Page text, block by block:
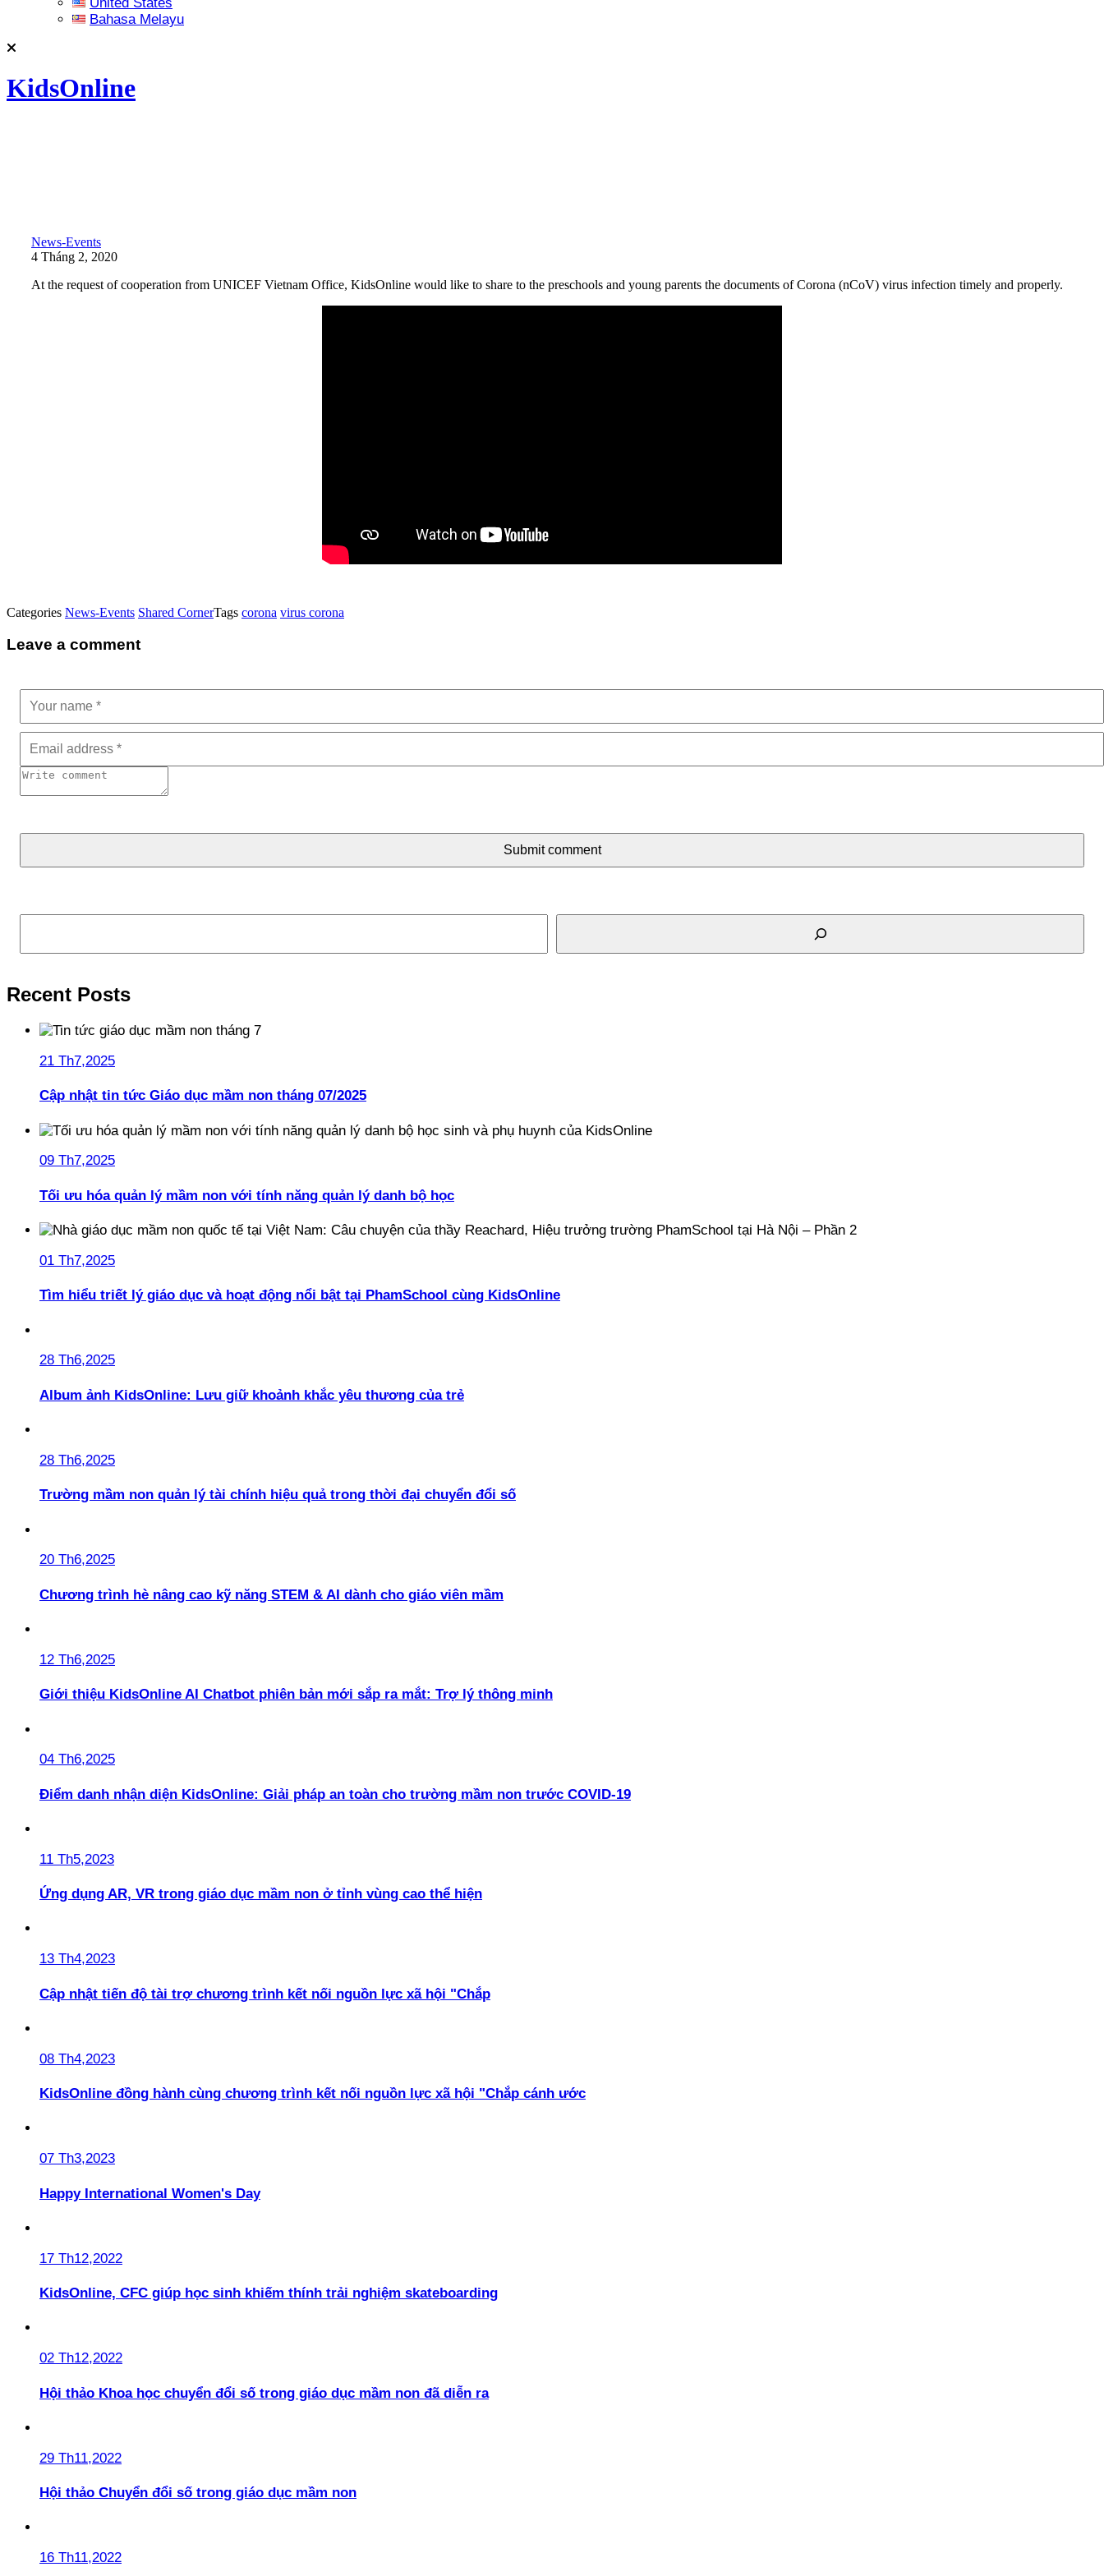
Bahasa Melayu
KidsOnline
News-Events
4 Tháng 2, 2020
At the request of cooperation from UNICEF Vietnam Office, KidsOnline would like to share to the preschools and young parents the documents of Corona (nCoV) virus infection timely and properly.
Categories News-Events Shared CornerTags corona virus corona
Leave a comment
Submit comment
Tìm kiếm
Recent Posts
21 Th7,2025
Cập nhật tin tức Giáo dục mầm non tháng 07/2025
09 Th7,2025
Tối ưu hóa quản lý mầm non với tính năng quản lý danh bộ học
01 Th7,2025
Tìm hiểu triết lý giáo dục và hoạt động nổi bật tại PhamSchool cùng KidsOnline
28 Th6,2025
Album ảnh KidsOnline: Lưu giữ khoảnh khắc yêu thương của trẻ
28 Th6,2025
Trường mầm non quản lý tài chính hiệu quả trong thời đại chuyển đổi số
20 Th6,2025
Chương trình hè nâng cao kỹ năng STEM & AI dành cho giáo viên mầm
12 Th6,2025
Giới thiệu KidsOnline AI Chatbot phiên bản mới sắp ra mắt: Trợ lý thông minh
04 Th6,2025
Điểm danh nhận diện KidsOnline: Giải pháp an toàn cho trường mầm non trước COVID-19
11 Th5,2023
Ứng dụng AR, VR trong giáo dục mầm non ở tỉnh vùng cao thể hiện
13 Th4,2023
Cập nhật tiến độ tài trợ chương trình kết nối nguồn lực xã hội "Chắp
08 Th4,2023
KidsOnline đồng hành cùng chương trình kết nối nguồn lực xã hội "Chắp cánh ước
07 Th3,2023
Happy International Women's Day
17 Th12,2022
KidsOnline, CFC giúp học sinh khiếm thính trải nghiệm skateboarding
02 Th12,2022
Hội thảo Khoa học chuyển đổi số trong giáo dục mầm non đã diễn ra
29 Th11,2022
Hội thảo Chuyển đổi số trong giáo dục mầm non
16 Th11,2022